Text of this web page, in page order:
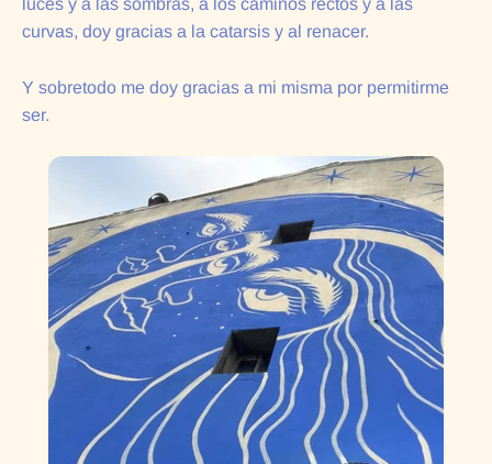
luces y a las sombras, a los caminos rectos y a las
curvas, doy gracias a la catarsis y al renacer.
Y sobretodo me doy gracias a mi misma por permitirme
ser.